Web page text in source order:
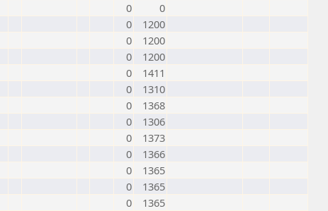
0
0
0
1200
0
1200
0
1200
0
1411
0
1310
0
1368
0
1306
0
1373
0
1366
0
1365
0
1365
0
1365